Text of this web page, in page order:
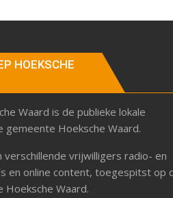
HOEKSCHE
Waard is de publieke lokale
gemeente Hoeksche Waard.
verschillende vrijwilligers radio- en
en online content, toegespitst op
Hoeksche Waard.